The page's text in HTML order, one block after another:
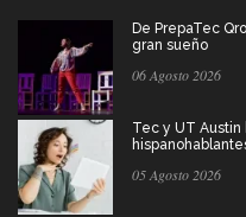
De PrepaTec
gran sueño
06 Agosto 2026
Tec y UT Austin
05 Agosto 2026